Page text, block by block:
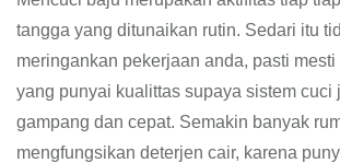
tangga yang ditunaikan rutin. Sedari itu
meringankan pekerjaan anda, pasti
yang punyai kualittas supaya sistem cuci
gampang dan cepat. Semakin banyak
mengfungsikan deterjen cair, karena